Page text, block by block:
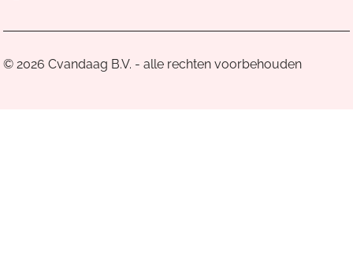
© 2026 Cvandaag B.V. - alle rechten voorbehouden